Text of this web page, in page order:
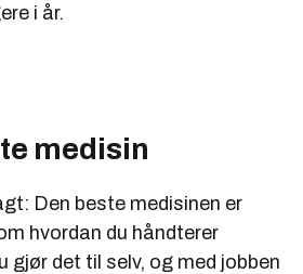
i år.
medisin
Den beste medisinen er
hvordan du håndterer
gjør det til selv, og med jobben